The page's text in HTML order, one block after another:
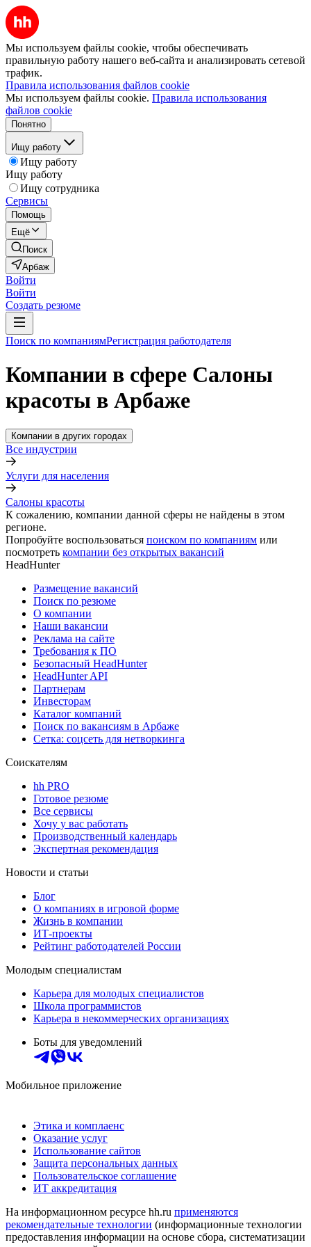
Мы используем файлы cookie, чтобы обеспечивать
правильную работу нашего веб-сайта и анализировать сетевой
трафик.
Правила использования файлов cookie
Мы используем файлы cookie. Правила использования
файлов cookie
Понятно
Ищу работу
Ищу работу
Ищу работу
Ищу сотрудника
Сервисы
Помощь
Ещё
Поиск
Арбаж
Войти
Войти
Создать резюме
Поиск по компаниямРегистрация работодателя
Компании в сфере Салоны
красоты в Арбаже
Компании в других городах
Все индустрии
Услуги для населения
Салоны красоты
К сожалению, компании данной сферы не найдены в этом
регионе.
Попробуйте воспользоваться поиском по компаниям или
посмотреть компании без открытых вакансий
HeadHunter
Размещение вакансий
Поиск по резюме
О компании
Наши вакансии
Реклама на сайте
Требования к ПО
Безопасный HeadHunter
HeadHunter API
Партнерам
Инвесторам
Каталог компаний
Поиск по вакансиям в Арбаже
Сетка: соцсеть для нетворкинга
Соискателям
hh PRO
Готовое резюме
Все сервисы
Хочу у вас работать
Производственный календарь
Экспертная рекомендация
Новости и статьи
Блог
О компаниях в игровой форме
Жизнь в компании
ИТ-проекты
Рейтинг работодателей России
Молодым специалистам
Карьера для молодых специалистов
Школа программистов
Карьера в некоммерческих организациях
Боты для уведомлений
Мобильное приложение
Этика и комплаенс
Оказание услуг
Использование сайтов
Защита персональных данных
Пользовательское соглашение
ИТ аккредитация
На информационном ресурсе hh.ru применяются
рекомендательные технологии (информационные технологии
предоставления информации на основе сбора, систематизации